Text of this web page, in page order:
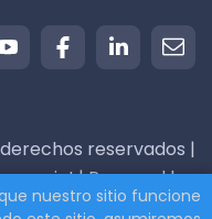
reservados |
precio! | Powered by
nuestro sitio funcione